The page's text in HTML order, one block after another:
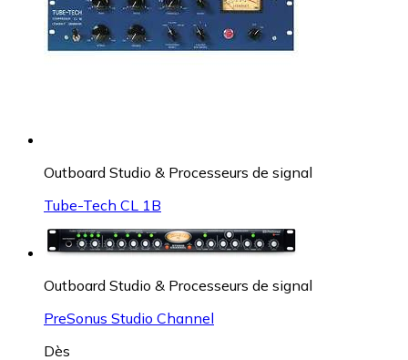
Outboard Studio & Processeurs de signal
Tube-Tech CL 1B
Outboard Studio & Processeurs de signal
PreSonus Studio Channel
Dès